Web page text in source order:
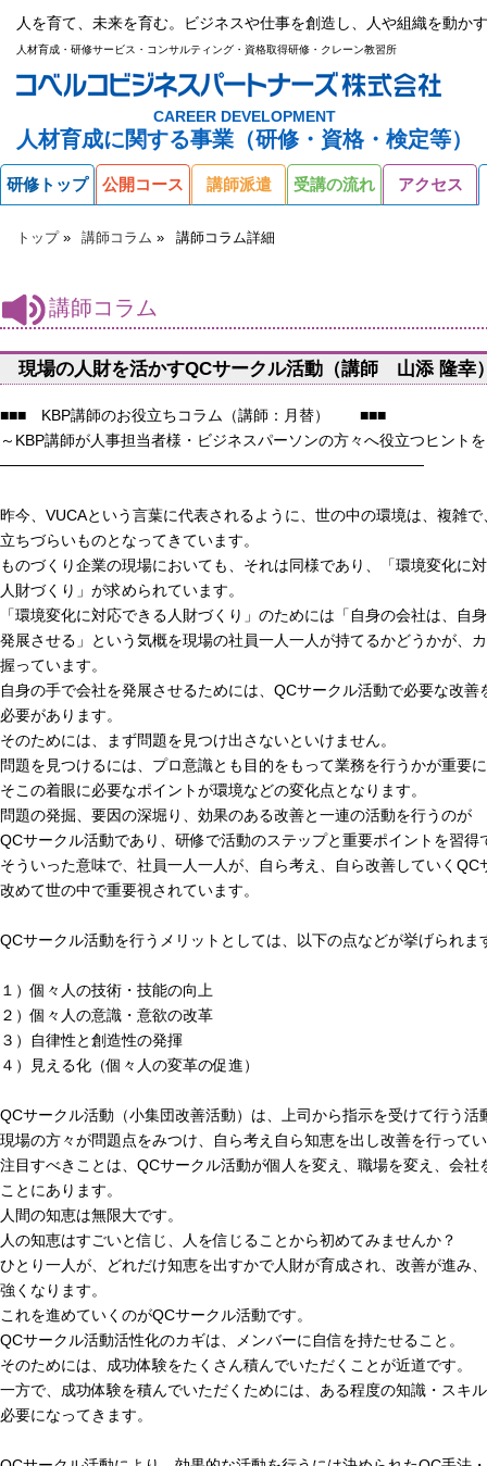
人を育て、未来を育む。ビジネスや仕事を創造し、人や組織を動か
人材育成・研修サービス・コンサルティング・資格取得研修・クレーン教習所
CAREER DEVELOPMENT
人材育成に関する事業（研修・資格・検定等）
研修トップ 公開コース 講師派遣 受講の流れ アクセス
トップ 講師コラム 講師コラム詳細
講師コラム
現場の人財を活かすQCサークル活動（講師 山添 隆幸
■■■ KBP講師のお役立ちコラム（講師：月替） ■■■
～KBP講師が人事担当者様・ビジネスパーソンの方々へ役立つヒント
───────────────────────────────────────
昨今、VUCAという言葉に代表されるように、世の中の環境は、複雑
立ちづらいものとなってきています。
ものづくり企業の現場においても、それは同様であり、「環境変化に
人財づくり」が求められています。
「環境変化に対応できる人財づくり」のためには「自身の会社は、自
発展させる」という気概を現場の社員一人一人が持てるかどうかが、
握っています。
自身の手で会社を発展させるためには、QCサークル活動で必要な改善
必要があります。
そのためには、まず問題を見つけ出さないといけません。
問題を見つけるには、プロ意識とも目的をもって業務を行うかが重要
そこの着眼に必要なポイントが環境などの変化点となります。
問題の発掘、要因の深堀り、効果のある改善と一連の活動を行うのが
QCサークル活動であり、研修で活動のステップと重要ポイントを習得
そういった意味で、社員一人一人が、自ら考え、自ら改善していくQC
改めて世の中で重要視されています。
QCサークル活動を行うメリットとしては、以下の点などが挙げられま
１）個々人の技術・技能の向上
２）個々人の意識・意欲の改革
３）自律性と創造性の発揮
４）見える化（個々人の変革の促進）
QCサークル活動（小集団改善活動）は、上司から指示を受けて行う活
現場の方々が問題点をみつけ、自ら考え自ら知恵を出し改善を行って
注目すべきことは、QCサークル活動が個人を変え、職場を変え、会社
ことにあります。
人間の知恵は無限大です。
人の知恵はすごいと信じ、人を信じることから初めてみませんか？
ひとり一人が、どれだけ知恵を出すかで人財が育成され、改善が進み
強くなります。
これを進めていくのがQCサークル活動です。
QCサークル活動活性化のカギは、メンバーに自信を持たせること。
そのためには、成功体験をたくさん積んでいただくことが近道です。
一方で、成功体験を積んでいただくためには、ある程度の知識・スキ
必要になってきます。